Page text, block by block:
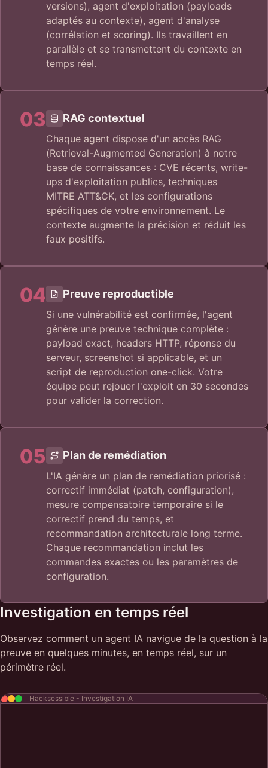
versions), agent d'exploitation (payloads
adaptés au contexte), agent d'analyse
(corrélation et scoring). Ils travaillent en
parallèle et se transmettent du contexte en
temps réel.
03 RAG contextuel
Chaque agent dispose d'un accès RAG
(Retrieval-Augmented Generation) à notre
base de connaissances : CVE récents, write-
ups d'exploitation publics, techniques
MITRE ATT&CK, et les configurations
spécifiques de votre environnement. Le
contexte augmente la précision et réduit les
faux positifs.
04 Preuve reproductible
Si une vulnérabilité est confirmée, l'agent
génère une preuve technique complète :
payload exact, headers HTTP, réponse du
serveur, screenshot si applicable, et un
script de reproduction one-click. Votre
équipe peut rejouer l'exploit en 30 secondes
pour valider la correction.
05 Plan de remédiation
L'IA génère un plan de remédiation priorisé :
correctif immédiat (patch, configuration),
mesure compensatoire temporaire si le
correctif prend du temps, et
recommandation architecturale long terme.
Chaque recommandation inclut les
commandes exactes ou les paramètres de
configuration.
Investigation en temps réel
Observez comment un agent IA navigue de la question à la
preuve en quelques minutes, en temps réel, sur un
périmètre réel.
Hacksessible - Investigation IA